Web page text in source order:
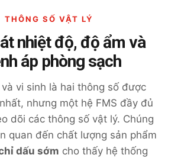
THÔNG SỐ VẬT LÝ
nhiệt độ, độ ẩm và
áp phòng sạch
vi sinh là hai thông số được
nhưng một hệ FMS đầy đủ
dõi các thông số vật lý. Chúng
quan đến chất lượng sản phẩm
dấu sớm cho thấy hệ thống